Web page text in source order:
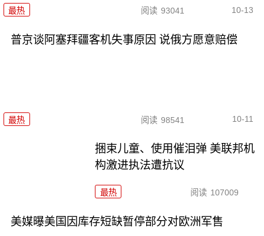
最热 阅读 93041 10-13
普京谈阿塞拜疆客机失事原因 说俄方愿意赔偿
最热 阅读 98541 10-11
捆束儿童、使用催泪弹 美联邦机
构激进执法遭抗议
最热 阅读 107009
美媒曝美国因库存短缺暂停部分对欧洲军售